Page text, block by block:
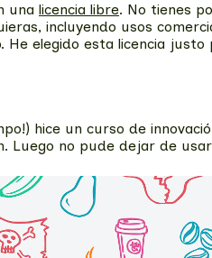
una licencia libre. No tienes
incluyendo usos
elegido esta licencia
hice un curso de
Luego no pude dejar de